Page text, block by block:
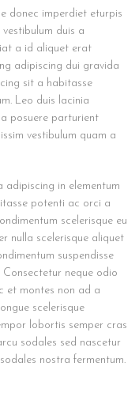
donec imperdiet eturpis
duis a
a id aliquet erat
adipiscing dui gravida
sit a habitasse
Leo duis lacinia
posuere parturient
vestibulum quam a
adipiscing in elementum
potenti ac orci a
scelerisque eu
nulla scelerisque aliquet
suspendisse
neque odio
et montes non ad a
scelerisque
lobortis semper cras
sodales sed nascetur
nostra fermentum.